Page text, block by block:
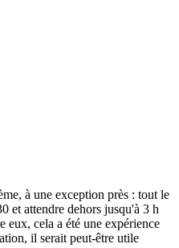
à une exception près : tout le
et attendre dehors jusqu'à 3 h
eux, cela a été une expérience
il serait peut-être utile